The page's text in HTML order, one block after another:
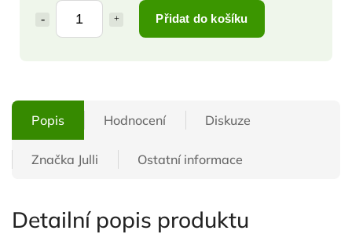
Přidat do košíku
Popis Hodnocení Diskuze
Značka Julli Ostatní informace
Detailní popis produktu